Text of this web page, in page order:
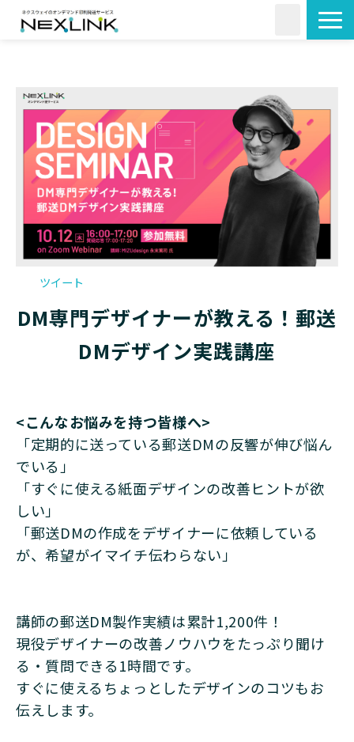
料金・形状
導入事例
よくあるご質問
コラム
ツイート
DM専門デザイナーが教える！郵送
DMデザイン実践講座
<こんなお悩みを持つ皆様へ>
「定期的に送っている郵送DMの反響が伸び悩ん
でいる」
「すぐに使える紙面デザインの改善ヒントが欲
しい」
「郵送DMの作成をデザイナーに依頼している
が、希望がイマイチ伝わらない」
講師の郵送DM製作実績は累計1,200件！
現役デザイナーの改善ノウハウをたっぷり聞け
る・質問できる1時間です。
すぐに使えるちょっとしたデザインのコツもお
伝えします。